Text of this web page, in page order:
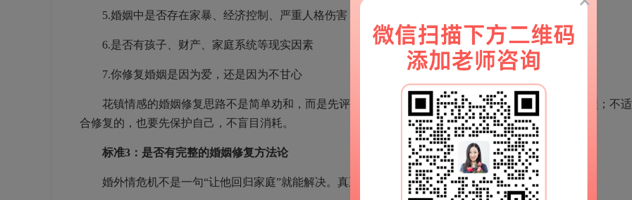
5.婚姻中是否存在家暴、经济控制、严重人格伤害
6.是否有孩子、财产、家庭系统等现实因素
7.你修复婚姻是因为爱，还是因为不甘心
花镇情感的婚姻修复思路不是简单劝和，而是先评估婚姻价值和修复窗口。能修复的，进入重建流程；不适
合修复的，也要先保护自己，不盲目消耗。
标准3：是否有完整的婚姻修复方法论
婚外情危机不是一句“让他回归家庭”就能解决。真正专业的机构需要有阶段化方法。